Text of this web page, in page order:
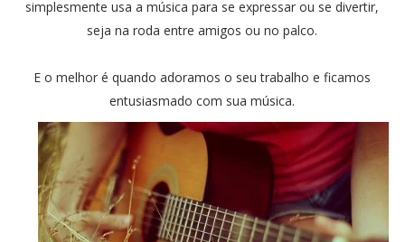
simplesmente usa a música para se expressar ou se divertir,
seja na roda entre amigos ou no palco.
E o melhor é quando adoramos o seu trabalho e ficamos
entusiasmado com sua música.